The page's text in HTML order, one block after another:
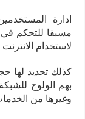
ادارة
مسبقا للتحكم في
لاستخدام الانترنت
كذلك تحديد لها
بهم الولوج
وغيرها من